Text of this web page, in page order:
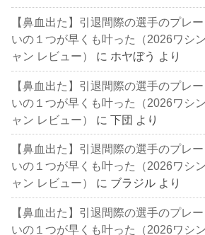
【鼻血出た】引退間際の選手のプレ
いの１つが早くも叶った（2026ワシ
ャン レビュー）
に ホヤぼう より
【鼻血出た】引退間際の選手のプレ
いの１つが早くも叶った（2026ワシ
ャン レビュー）
に下団 より
【鼻血出た】引退間際の選手のプレ
いの１つが早くも叶った（2026ワシ
ャン レビュー）
に ブラジル より
【鼻血出た】引退間際の選手のプレ
いの１つが早くも叶った（2026ワシ